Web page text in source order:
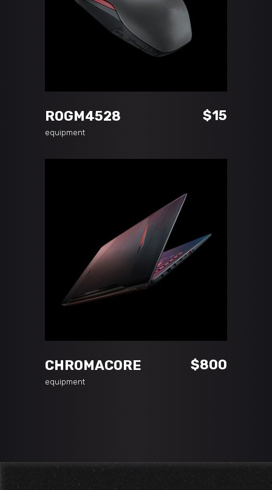
ROGM4528 $15
equipment
CHROMACORE $800
equipment